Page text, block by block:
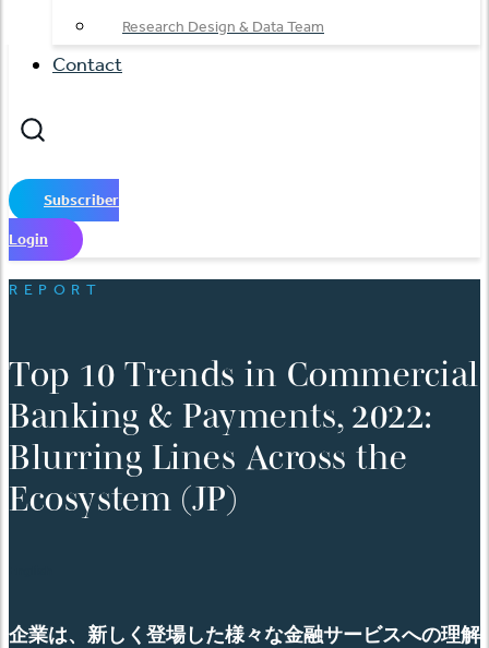
Research Design & Data Team
Contact
Subscriber
Login
REPORT
Top 10 Trends in Commercial
Banking & Payments, 2022:
Blurring Lines Across the
Ecosystem (JP)
企業は、新しく登場した様々な金融サービスへの理解